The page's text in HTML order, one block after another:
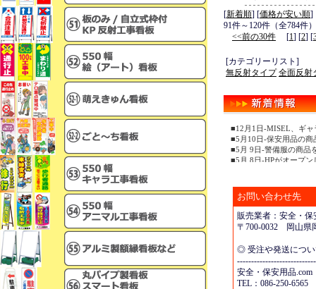
[新着順] [価格が安い順]
91件～120件（全784件）
<<前の30件 [1] [2] [
[カテゴリーリスト]
無反射タイプ 全面反射
■12月1日-MISEL、ギ
■5月10日-保安用品の商
■5月 9日-警備服の商品
■5月 8日-HPがオープン
お問い合わせ先
販売業者：安全・保
〒700-0032 岡山県
◎ 受注や発送につ
安全・保安用品.com
TEL：086-250-6565